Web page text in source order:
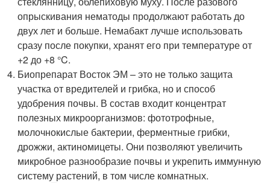
опрыскивания нематоды продолжают работать до
двух лет и больше. Немабакт лучше использовать
сразу после покупки, хранят его при температуре от
+2 до +8 °C.
Биопрепарат Восток ЭМ – это не только защита
участка от вредителей и грибка, но и способ
удобрения почвы. В состав входит концентрат
полезных микроорганизмов: фототрофные,
молочнокислые бактерии, ферментные грибки,
дрожжи, актиномицеты. Они позволяют увеличить
микробное разнообразие почвы и укрепить иммунную
систему растений, в том числе комнатных.